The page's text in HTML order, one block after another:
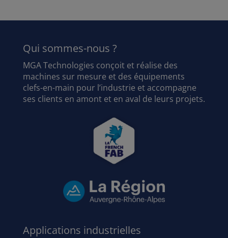
Qui sommes-nous ?
MGA Technologies conçoit et réalise des
machines sur mesure et des équipements
clefs-en-main pour l’industrie et accompagne
ses clients en amont et en aval de leurs projets.
Applications industrielles